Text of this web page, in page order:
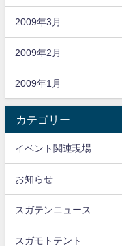
2009年3月
2009年2月
2009年1月
カテゴリー
イベント関連現場
お知らせ
スガテンニュース
スガモトテント